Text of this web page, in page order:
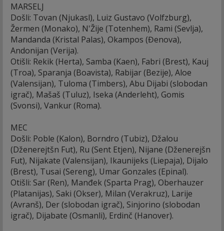
MARSELJ
Došli: Tovan (Njukasl), Luiz Gustavo (Volfzburg),
Žermen (Monako), N'Žije (Totenhem), Rami (Sevlja),
Mandanda (Kristal Palas), Okampos (Đenova),
Andonijan (Verija).
Otišli: Rekik (Herta), Samba (Kaen), Fabri (Brest), Kauj
(Troa), Sparanja (Boavista), Rabijar (Bezije), Aloe
(Valensijan), Tuloma (Timbers), Abu Dijabi (slobodan
igrač), Mašaš (Tuluz), Iseka (Anderleht), Gomis
(Svonsi), Vankur (Roma).
MEC
Došli: Poble (Kalon), Borndro (Tubiz), Džalou
(Dženerejtšn Fut), Ru (Sent Etjen), Nijane (Dženerejšn
Fut), Nijakate (Valensijan), Ikaunijeks (Liepaja), Dijalo
(Brest), Tusai (Sereng), Umar Gonzales (Epinal).
Otišli: Sar (Ren), Manđek (Sparta Prag), Oberhauzer
(Platanijas), Saki (Okser), Milan (Verakruz), Larije
(Avranš), Der (slobodan igrač), Sinjorino (slobodan
igrač), Dijabate (Osmanli), Erdinč (Hanover).